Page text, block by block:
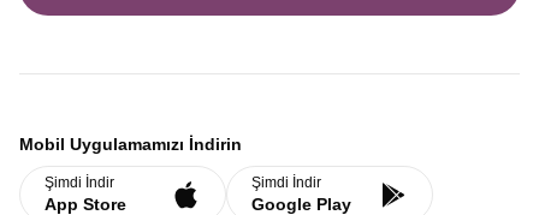
Mobil Uygulamamızı İndirin
Şimdi İndir
App Store
Şimdi İndir
Google Play